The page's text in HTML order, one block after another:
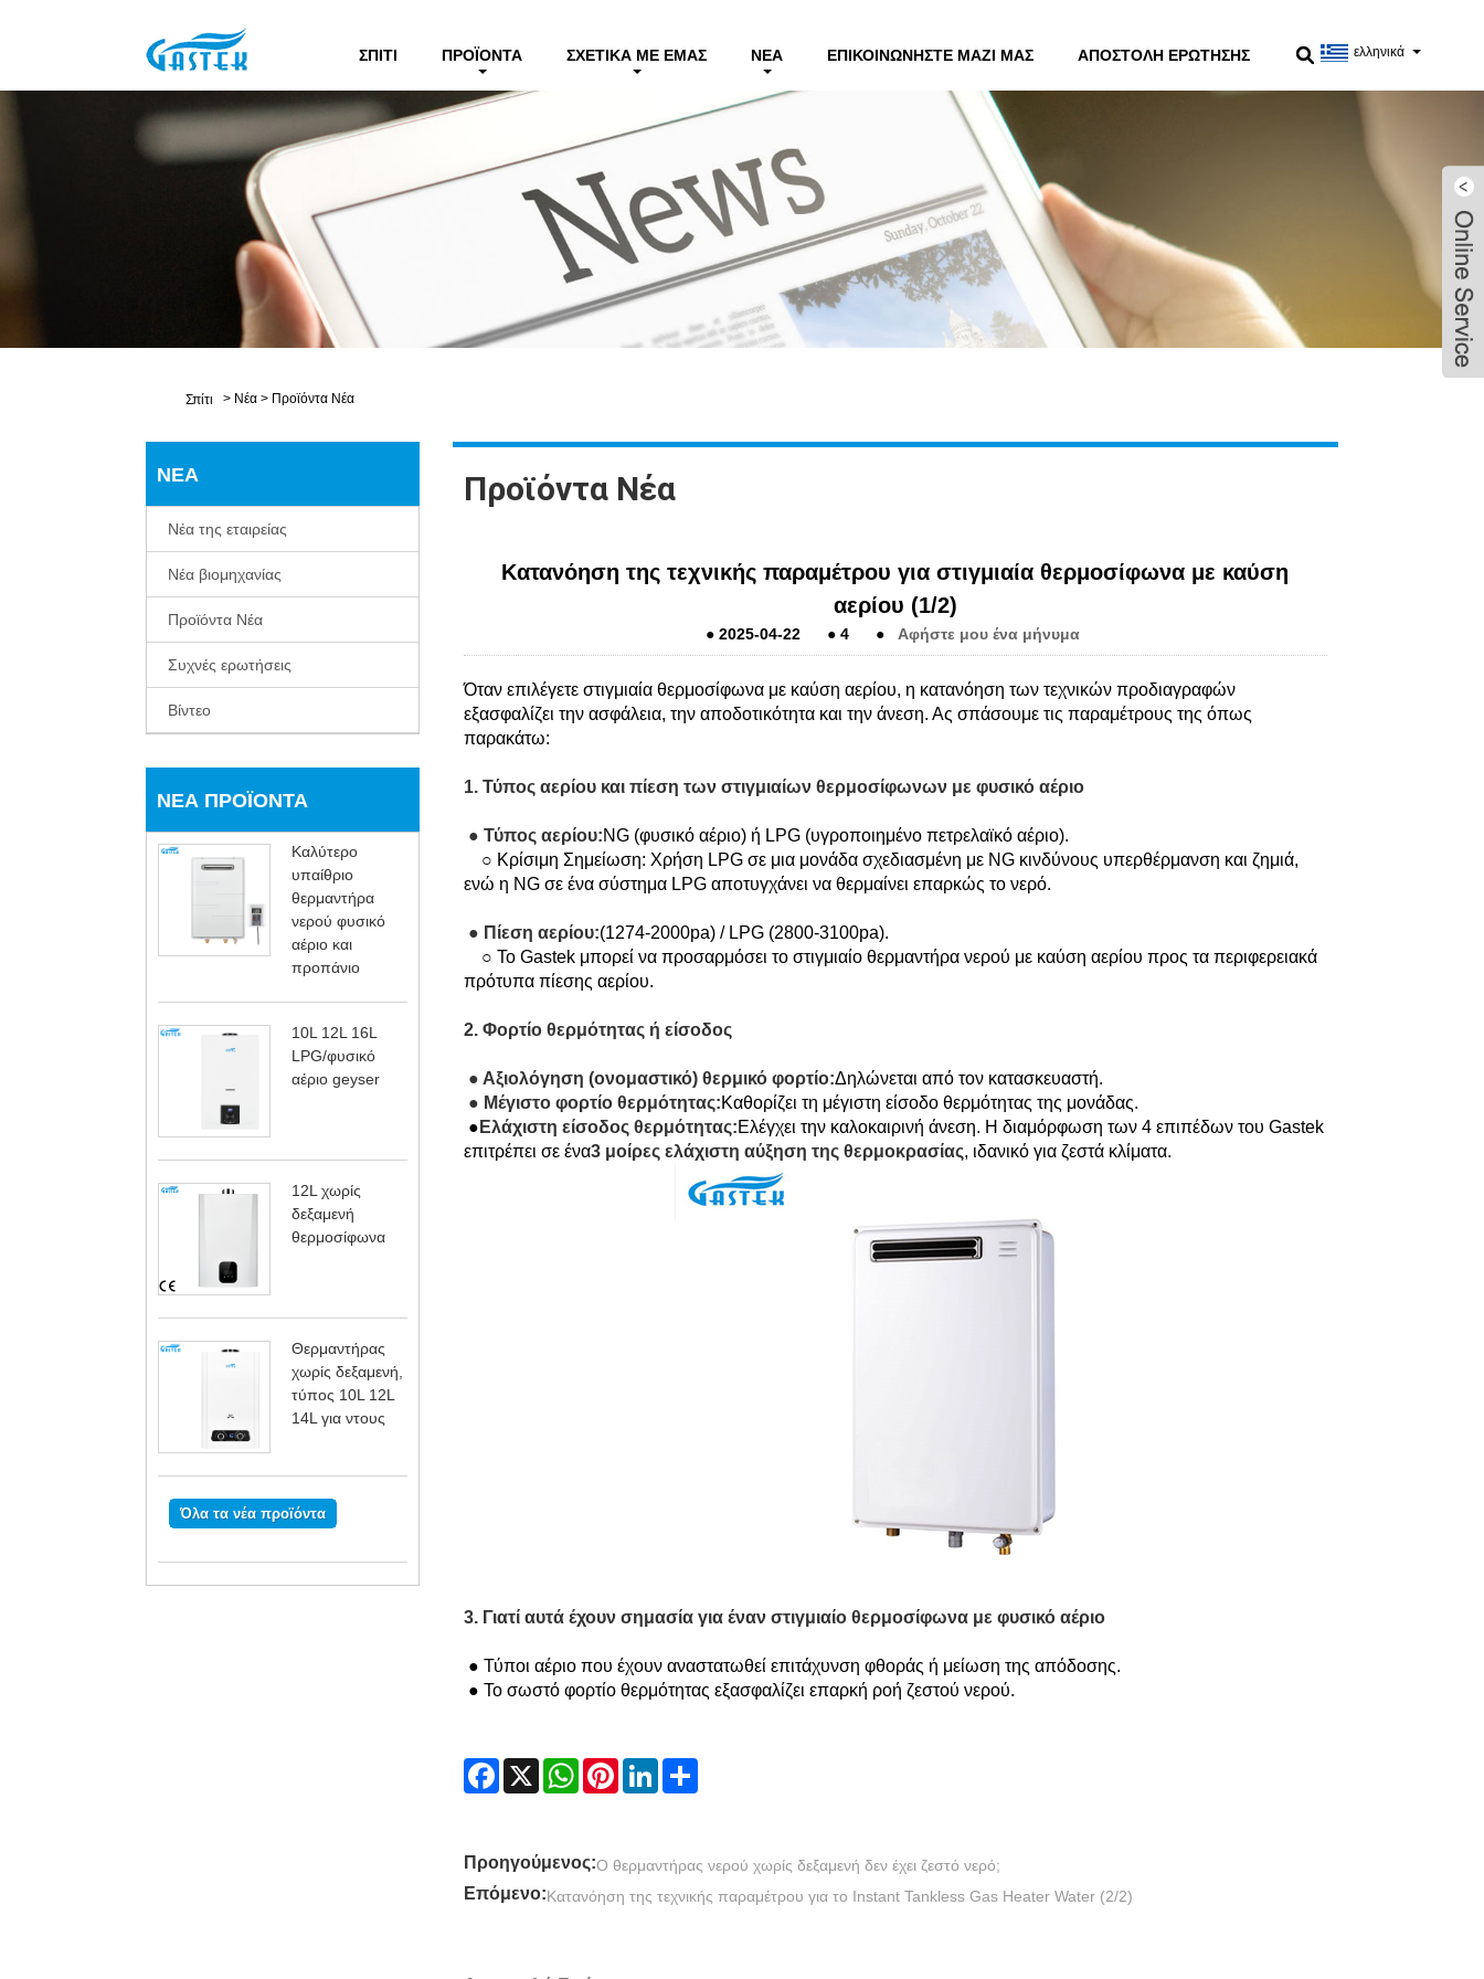
ελληνικά
ΣΠΊΤΙ ΠΡΟΪΌΝΤΑ ΣΧΕΤΙΚΆ ΜΕ ΕΜΆΣ ΝΈΑ ΕΠΙΚΟΙΝΩΝΉΣΤΕ ΜΑΖΊ ΜΑΣ ΑΠΟΣΤΟΛΉ ΕΡΏΤΗΣΗΣ
Σπίτι > Νέα > Προϊόντα Νέα
ΝΈΑ
Νέα της εταιρείας
Νέα βιομηχανίας
Προϊόντα Νέα
Συχνές ερωτήσεις
Βίντεο
ΝΈΑ ΠΡΟΪΌΝΤΑ
Καλύτερο
υπαίθριο
θερμαντήρα
νερού φυσικό
αέριο και
προπάνιο
10L 12L 16L
LPG/φυσικό
αέριο geyser
12L χωρίς
δεξαμενή
θερμοσίφωνα
Θερμαντήρας
χωρίς δεξαμενή,
τύπος 10L 12L
14L για ντους
Όλα τα νέα προϊόντα
Προϊόντα Νέα
Κατανόηση της τεχνικής παραμέτρου για στιγμιαία θερμοσίφωνα με καύση
αερίου (1/2)
●2025-04-22 ●4 ● Αφήστε μου ένα μήνυμα
Όταν επιλέγετε στιγμιαία θερμοσίφωνα με καύση αερίου, η κατανόηση των τεχνικών προδιαγραφών
εξασφαλίζει την ασφάλεια, την αποδοτικότητα και την άνεση. Ας σπάσουμε τις παραμέτρους της όπως
παρακάτω:
1. Τύπος αερίου και πίεση των στιγμιαίων θερμοσίφωνων με φυσικό αέριο
● Τύπος αερίου:NG (φυσικό αέριο) ή LPG (υγροποιημένο πετρελαϊκό αέριο).
○ Κρίσιμη Σημείωση: Χρήση LPG σε μια μονάδα σχεδιασμένη με NG κινδύνους υπερθέρμανση και ζημιά,
ενώ η NG σε ένα σύστημα LPG αποτυγχάνει να θερμαίνει επαρκώς το νερό.
● Πίεση αερίου:(1274-2000pa) / LPG (2800-3100pa).
○ Το Gastek μπορεί να προσαρμόσει το στιγμιαίο θερμαντήρα νερού με καύση αερίου προς τα περιφερειακά
πρότυπα πίεσης αερίου.
2. Φορτίο θερμότητας ή είσοδος
● Αξιολόγηση (ονομαστικό) θερμικό φορτίο:Δηλώνεται από τον κατασκευαστή.
● Μέγιστο φορτίο θερμότητας:Καθορίζει τη μέγιστη είσοδο θερμότητας της μονάδας.
● Ελάχιστη είσοδος θερμότητας:Ελέγχει την καλοκαιρινή άνεση. Η διαμόρφωση των 4 επιπέδων του Gastek
επιτρέπει σε ένα3 μοίρες ελάχιστη αύξηση της θερμοκρασίας, ιδανικό για ζεστά κλίματα.
3. Γιατί αυτά έχουν σημασία για έναν στιγμιαίο θερμοσίφωνα με φυσικό αέριο
● Τύποι αέριο που έχουν αναστατωθεί επιτάχυνση φθοράς ή μείωση της απόδοσης.
● Το σωστό φορτίο θερμότητας εξασφαλίζει επαρκή ροή ζεστού νερού.
Facebook
X WhatsAppPinterestLinkedInShare
Προηγούμενος:Ο θερμαντήρας νερού χωρίς δεξαμενή δεν έχει ζεστό νερό;
Επόμενο:Κατανόηση της τεχνικής παραμέτρου για το Instant Tankless Gas Heater Water (2/2)